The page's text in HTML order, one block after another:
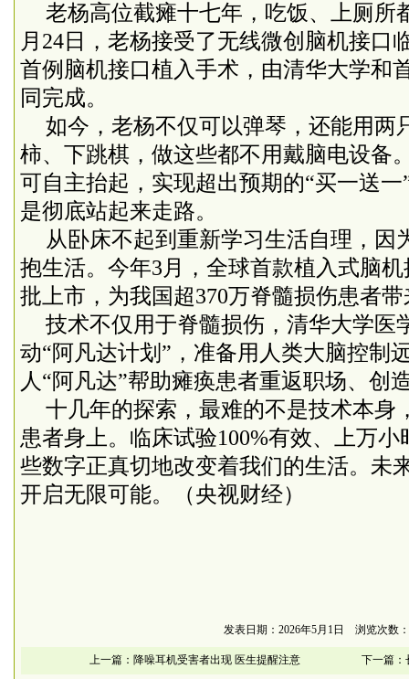
老杨高位截瘫十七年，吃饭、上厕所
月 24日，老杨接受了无线微创脑机接口
首例脑机接口植入手术，由清华大学和
同完成。
如今，老杨不仅可以弹琴，还能用两
柿、下跳棋，做这些都不用戴脑电设备
可自主抬起，实现超出预期的“买一送
是彻底站起来走路。
从卧床不起到重新学习生活自理，因
抱生活。今年3 月，全球首款植入式脑
批上市，为我国超370万脊髓损伤患者
技术不仅用于脊髓损伤，清华大学医
动“阿凡达计划”，准备用人类大脑控制
人“阿凡达”帮助瘫痪患者重返职场、创
十几年的探索，最难的不是技术本身
患者身上。临床试验100%有效、上万
些数字正真切地改变着我们的生活。未
开启无限可能。（央视财经）
发表日期：2026年5月1日 浏览次数
上一篇： 降噪耳机受害者出现 医生提醒注意 下一篇：